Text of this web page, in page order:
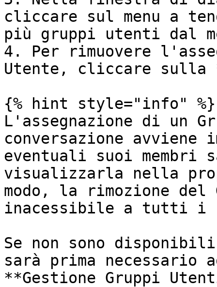
cliccare sul menu a
più gruppi utenti dal
4. Per rimuovere
Utente, cliccare sulla
{% hint style="info" %}
L'assegnazione di un
conversazione avviene
eventuali suoi membri
visualizzarla nella
modo, la rimozione del
inacessibile a tutti i
Se non sono
sarà prima necessario
**Gestione Gruppi